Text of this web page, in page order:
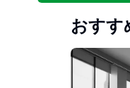
おすす